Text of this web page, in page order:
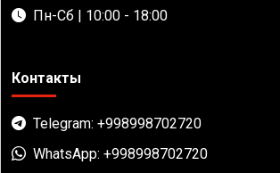
Пн-Сб | 10:00 - 18:00
Контакты
Telegram: +998998702720
WhatsApp: +998998702720